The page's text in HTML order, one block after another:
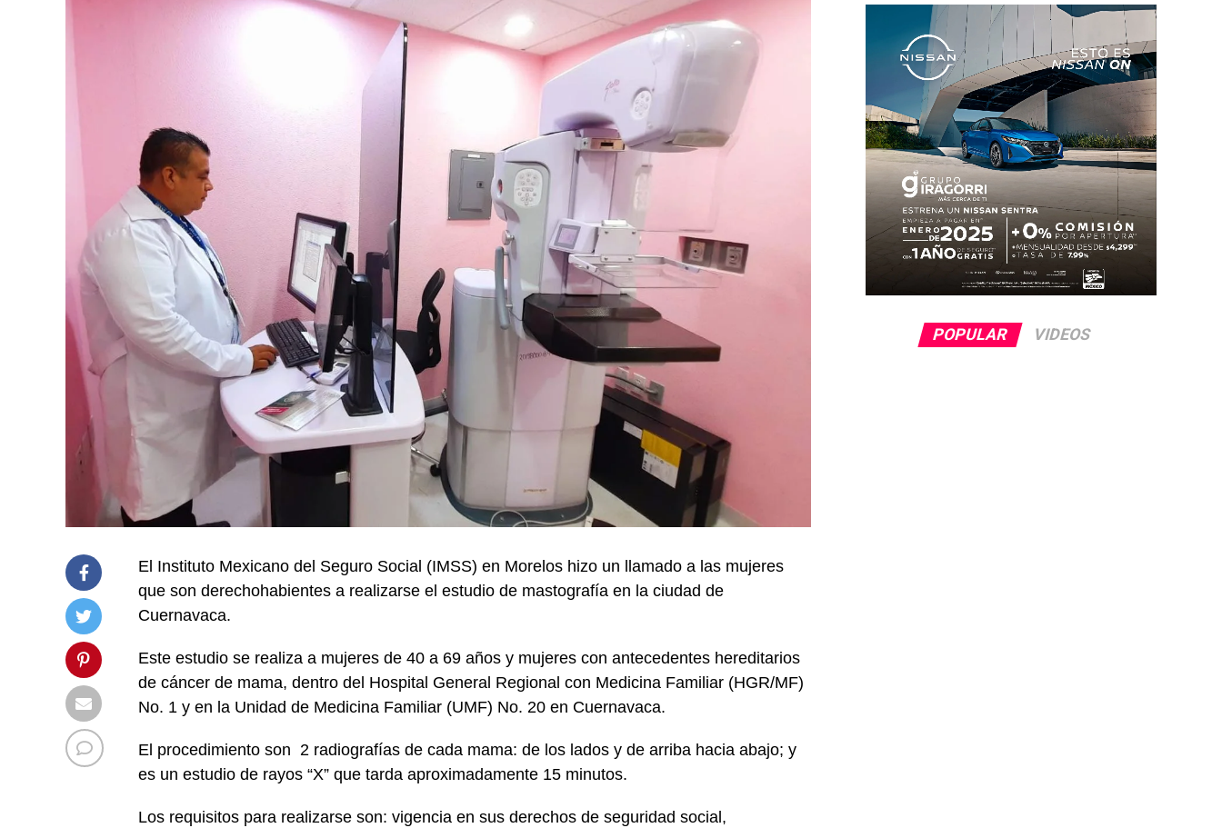
El Instituto Mexicano del Seguro Social (IMSS) en Morelos hizo un llamado a las mujeres
que son derechohabientes a realizarse el estudio de mastografía en la ciudad de
Cuernavaca.
Este estudio se realiza a mujeres de 40 a 69 años y mujeres con antecedentes hereditarios
de cáncer de mama, dentro del Hospital General Regional con Medicina Familiar (HGR/MF)
No. 1 y en la Unidad de Medicina Familiar (UMF) No. 20 en Cuernavaca.
El procedimiento son 2 radiografías de cada mama: de los lados y de arriba hacia abajo; y
es un estudio de rayos “X” que tarda aproximadamente 15 minutos.
Los requisitos para realizarse son: vigencia en sus derechos de seguridad social,
POPULAR VIDEOS